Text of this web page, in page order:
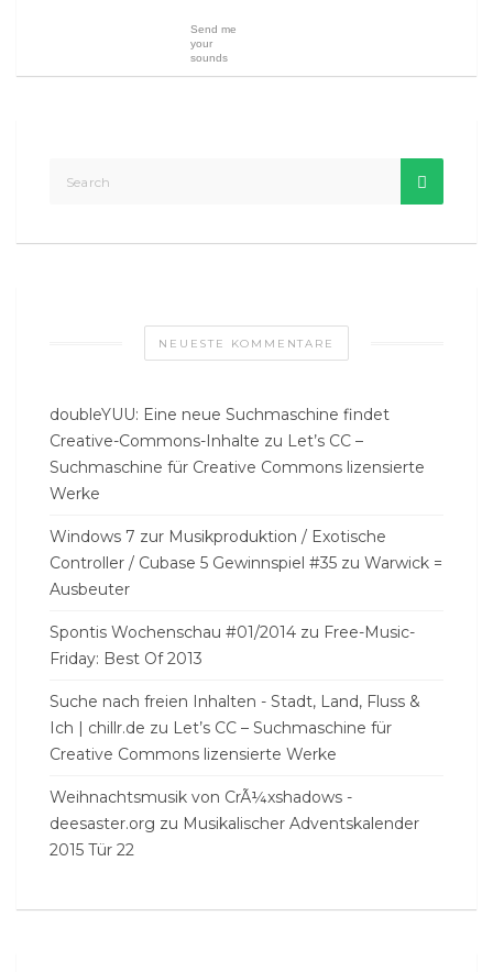
Send me
your
sounds
NEUESTE KOMMENTARE
doubleYUU: Eine neue Suchmaschine findet
Creative-Commons-Inhalte zu Let’s CC –
Suchmaschine für Creative Commons lizensierte
Werke
Windows 7 zur Musikproduktion / Exotische
Controller / Cubase 5 Gewinnspiel #35 zu Warwick =
Ausbeuter
Spontis Wochenschau #01/2014 zu Free-Music-
Friday: Best Of 2013
Suche nach freien Inhalten - Stadt, Land, Fluss &
Ich | chillr.de zu Let’s CC – Suchmaschine für
Creative Commons lizensierte Werke
Weihnachtsmusik von CrÃ¼xshadows -
deesaster.org zu Musikalischer Adventskalender
2015 Tür 22